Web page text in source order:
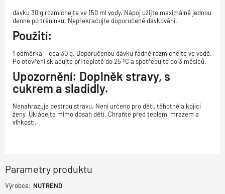
dávku 30 g rozmíchejte ve 150 ml vody. Nápoj užijte maximálně jednou
denně po tréninku. Nepřekračujte doporučené dávkování.
Použití:
1 odměrka = cca 30 g. Doporučenou dávku řádně rozmíchejte ve vodě.
Po otevření skladujte při teplotě do 25 ºC a spotřebujte do 3 měsíců.
Upozornění: Doplněk stravy, s
cukrem a sladidly.
Nenahrazuje pestrou stravu. Není určeno pro děti, těhotné a kojící
ženy. Ukládejte mimo dosah dětí. Chraňte před teplem, mrazem a
vlhkostí.
Parametry produktu
Výrobce: NUTREND